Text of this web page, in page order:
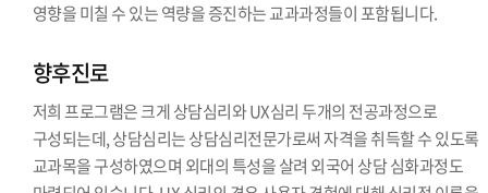
영향을 미칠 수 있는 역량을 증진하는 교과과정들이 포함됩니다.
향후진로
저희 프로그램은 크게 상담심리와 UX심리 두개의 전공과정으로
구성되는데, 상담심리는 상담심리전문가로써 자격을 취득할 수 있도록
교과목을 구성하였으며 외대의 특성을 살려 외국어 상담 심화과정도